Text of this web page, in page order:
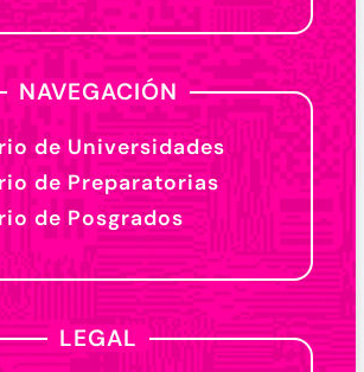
NAVEGACIÓN
de Universidades
de Preparatorias
de Posgrados
LEGAL